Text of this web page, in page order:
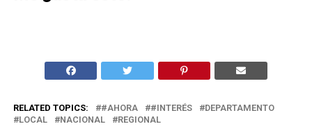
RELATED TOPICS: #AHORA #INTERÉS
DEPARTAMENTO
LOCAL
NACIONAL REGIONAL